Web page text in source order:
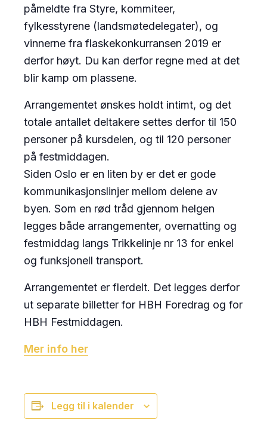
påmeldte fra Styre, kommiteer,
fylkesstyrene (landsmøtedelegater), og
vinnerne fra flaskekonkurransen 2019 er
derfor høyt. Du kan derfor regne med at det
blir kamp om plassene.
Arrangementet ønskes holdt intimt, og det
totale antallet deltakere settes derfor til 150
personer på kursdelen, og til 120 personer
på festmiddagen.
Siden Oslo er en liten by er det er gode
kommunikasjonslinjer mellom delene av
byen. Som en rød tråd gjennom helgen
legges både arrangementer, overnatting og
festmiddag langs Trikkelinje nr 13 for enkel
og funksjonell transport.
Arrangementet er flerdelt. Det legges derfor
ut separate billetter for HBH Foredrag og for
HBH Festmiddagen.
Mer info her
Legg til i kalender